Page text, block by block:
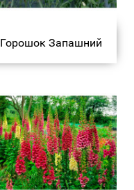
Горошок Запашний